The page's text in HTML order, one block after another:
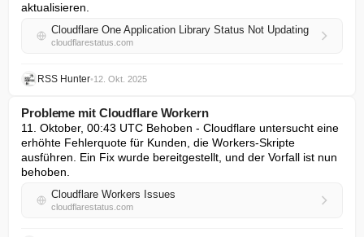
aktualisieren.
Cloudflare One Application Library Status Not Updating
cloudflarestatus.com
RSS Hunter•12. Okt. 2025
Probleme mit Cloudflare Workern
11. Oktober, 00:43 UTC Behoben - Cloudflare untersucht eine
erhöhte Fehlerquote für Kunden, die Workers-Skripte
ausführen. Ein Fix wurde bereitgestellt, und der Vorfall ist nun
behoben.
Cloudflare Workers Issues
cloudflarestatus.com